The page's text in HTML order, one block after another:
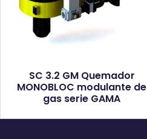
SC 3.2 GM Quemador
MONOBLOC modulante de
gas serie GAMA